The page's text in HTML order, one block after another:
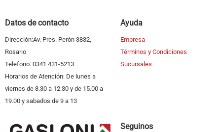
Datos de contacto
Dirección:Av. Pres. Perón 3832,
Rosario
Telefono: 0341 431-5213
Horarios de Atención: De lunes a
viernes de 8.30 a 12.30 y de 15.00 a
19.00 y sabados de 9 a 13
Ayuda
Empresa
Términos y Condiciones
Sucursales
Seguinos